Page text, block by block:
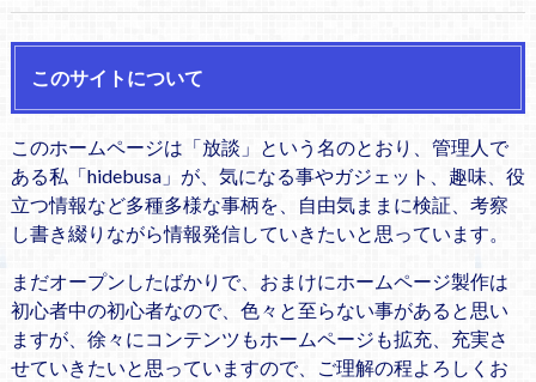
このサイトについて
このホームページは「放談」という名のとおり、管理人で
ある私「hidebusa」が、気になる事やガジェット、趣味、役
立つ情報など多種多様な事柄を、自由気ままに検証、考察
し書き綴りながら情報発信していきたいと思っています。
まだオープンしたばかりで、おまけにホームページ製作は
初心者中の初心者なので、色々と至らない事があると思い
ますが、徐々にコンテンツもホームページも拡充、充実さ
せていきたいと思っていますので、ご理解の程よろしくお